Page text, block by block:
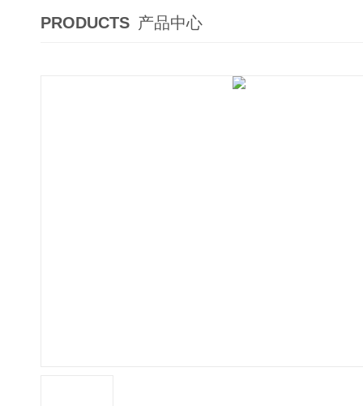
PRODUCTS 产品中心